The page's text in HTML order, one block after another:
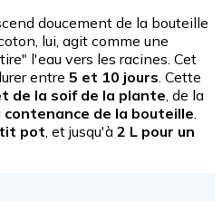
doucement de la bouteille
lui, agit comme une
l'eau vers les racines. Cet
entre 5 et 10 jours . Cette
de la soif de la plante , de la
contenance de la bouteille
pot , et jusqu'à 2 L pour un